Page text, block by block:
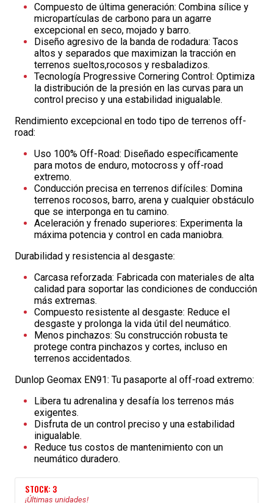
Compuesto de última generación: Combina sílice y
micropartículas de carbono para un agarre
excepcional en seco, mojado y barro.
Diseño agresivo de la banda de rodadura: Tacos
altos y separados que maximizan la tracción en
terrenos sueltos,rocosos y resbaladizos.
Tecnología Progressive Cornering Control: Optimiza
la distribución de la presión en las curvas para un
control preciso y una estabilidad inigualable.
Rendimiento excepcional en todo tipo de terrenos off-
road:
Uso 100% Off-Road: Diseñado específicamente
para motos de enduro, motocross y off-road
extremo.
Conducción precisa en terrenos difíciles: Domina
terrenos rocosos, barro, arena y cualquier obstáculo
que se interponga en tu camino.
Aceleración y frenado superiores: Experimenta la
máxima potencia y control en cada maniobra.
Durabilidad y resistencia al desgaste:
Carcasa reforzada: Fabricada con materiales de alta
calidad para soportar las condiciones de conducción
más extremas.
Compuesto resistente al desgaste: Reduce el
desgaste y prolonga la vida útil del neumático.
Menos pinchazos: Su construcción robusta te
protege contra pinchazos y cortes, incluso en
terrenos accidentados.
Dunlop Geomax EN91: Tu pasaporte al off-road extremo:
Libera tu adrenalina y desafía los terrenos más
exigentes.
Disfruta de un control preciso y una estabilidad
inigualable.
Reduce tus costos de mantenimiento con un
neumático duradero.
STOCK: 3
¡Últimas unidades!